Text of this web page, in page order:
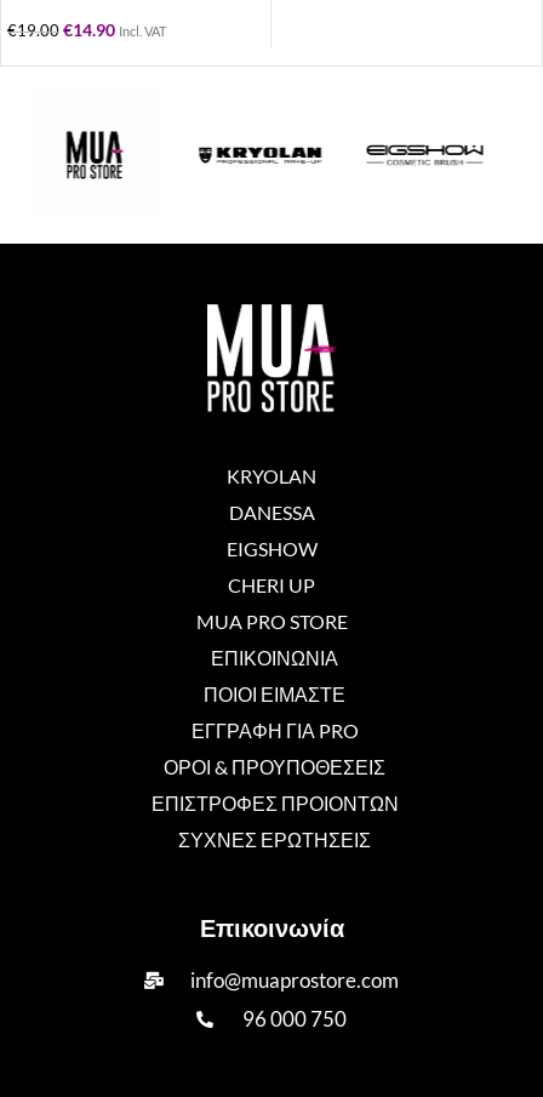
€19.00 €14.90 Incl. VAT
KRYOLAN
DANESSA
EIGSHOW
CHERI UP
MUA PRO STORE
ΕΠΙΚΟΙΝΩΝΙΑ
ΠΟΙΟΙ ΕΙΜΑΣΤΕ
ΕΓΓΡΑΦΗ ΓΙΑ PRO
ΟΡΟΙ & ΠΡΟΥΠΟΘΕΣΕΙΣ
ΕΠΙΣΤΡΟΦΕΣ ΠΡΟΙΟΝΤΩΝ
ΣΥΧΝΕΣ ΕΡΩΤΗΣΕΙΣ
Επικοινωνία
info@muaprostore.com
96 000 750